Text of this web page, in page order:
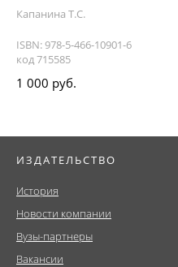
Капанина Т.С.
ISBN: 978-5-466-10901-6
код 715585
1 000 руб.
ИЗДАТЕЛЬСТВО
История
Новости компании
Вузы-партнеры
Вакансии